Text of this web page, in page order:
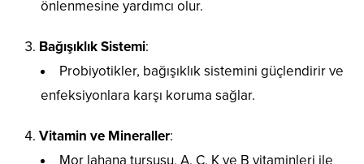
önlenmesine yardımcı olur.
Bağışıklık Sistemi:
Probiyotikler, bağışıklık sistemini güçlendirir ve
enfeksiyonlara karşı koruma sağlar.
Vitamin ve Mineraller:
Mor lahana turşusu, A, C, K ve B vitaminleri ile